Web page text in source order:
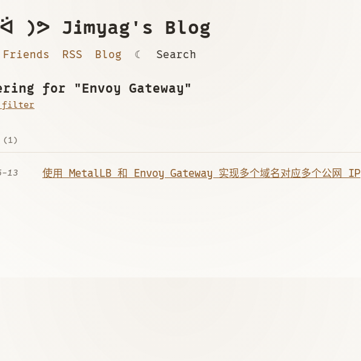
)ᕗ Jimyag's Blog
Friends RSS Blog ☾ Search
for "Envoy Gateway"
filter
(1)
13 使用 MetalLB 和 Envoy Gateway 实现多个域名对应多个公网 IP